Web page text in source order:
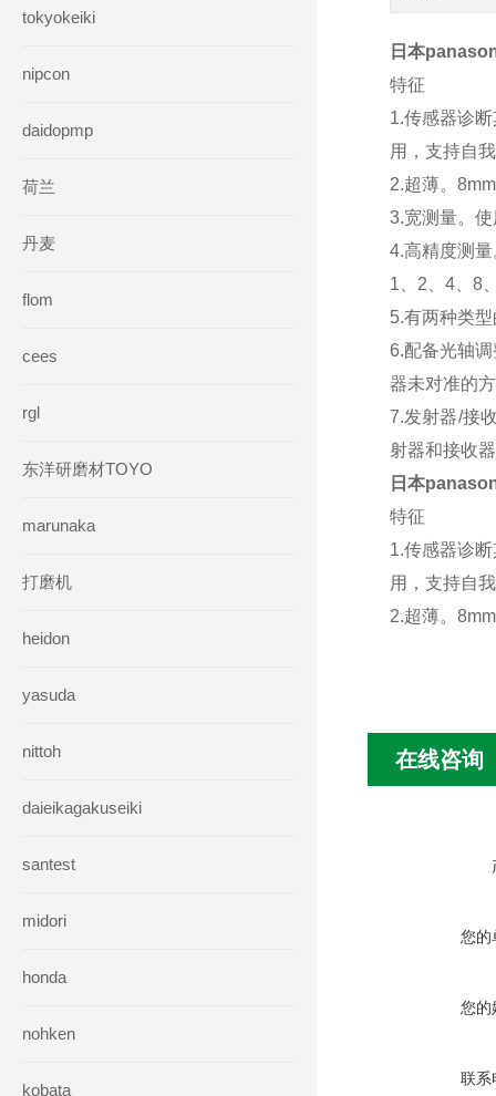
tokyokeiki
nipcon
daidopmp
荷兰
丹麦
flom
cees
rgl
东洋研磨材TOYO
marunaka
打磨机
heidon
yasuda
nittoh
daieikagakuseiki
santest
midori
honda
nohken
kobata
日本
特征
1.传感器诊
用，支持自
2.超薄。
3.宽测量。
4.高精度测
1、2、4、8
5.有两种类
6.配备光轴
器未对准的
7.发射器/接
射器和接收
日本
特征
1.传感器诊
用，支持自
2.超薄。
在线咨询
您的
您的
联系